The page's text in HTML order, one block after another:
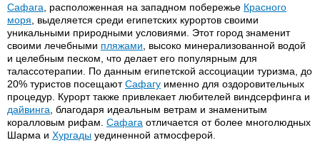
Сафага , расположенная на западном побережье Красного
моря , выделяется среди египетских курортов своими
уникальными природными условиями. Этот город знаменит
своими лечебными пляжами , высоко минерализованной водой
и целебным песком, что делает его популярным для
талассотерапии. По данным египетской ассоциации туризма, до
20% туристов посещаютСафагу именно для оздоровительных
процедур. Курорт также привлекает любителей виндсерфинга и
дайвинга , благодаря идеальным ветрам и знаменитым
коралловым рифам. Сафага отличается от более многолюдных
Шарма и Хургады уединенной атмосферой.